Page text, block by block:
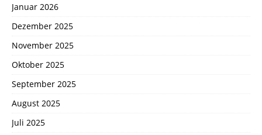
Januar 2026
Dezember 2025
November 2025
Oktober 2025
September 2025
August 2025
Juli 2025